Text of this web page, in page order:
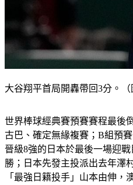
大谷翔平首局開轟帶回3分。（
世界棒球經典賽預賽賽程最後
古巴、確定無緣複賽；B組預
晉級8強的日本於最後一場迎
勝；日本先發主投派出去年澤
「最強日籍投手」山本由伸，